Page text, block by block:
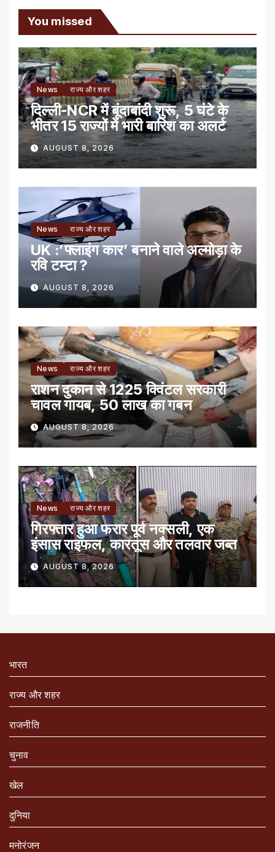
You missed
News राज्य और शहर
दिल्ली-NCR में बूंदाबांदी शुरू, 5 घंटे के
भीतर 15 राज्यों में भारी बारिश का अलर्ट
AUGUST 8, 2026
News राज्य और शहर
UK :’फ्लाइंग कार’ बनाने वाले अल्मोड़ा के
रवि टम्टा ?
AUGUST 8, 2026
News राज्य और शहर
राशन दुकान से 1225 क्विंटल सरकारी
चावल गायब, 50 लाख का गबन
AUGUST 8, 2026
News राज्य और शहर
गिरफ्तार हुआ फरार पूर्व नक्सली, एक
इंसास राइफल, कारतूस और तलवार जब्त
AUGUST 8, 2026
भारत
राज्य और शहर
राजनीति
चुनाव
खेल
दुनिया
मनोरंजन